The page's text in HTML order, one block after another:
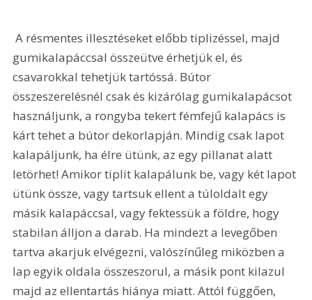
A résmentes illesztéseket előbb tiplizéssel, majd
gumikalapáccsal összeütve érhetjük el, és
csavarokkal tehetjük tartóssá. Bútor
összeszerelésnél csak és kizárólag gumikalapácsot
használjunk, a rongyba tekert fémfejű kalapács is
kárt tehet a bútor dekorlapján. Mindig csak lapot
kalapáljunk, ha élre ütünk, az egy pillanat alatt
letörhet! Amikor tiplit kalapálunk be, vagy két lapot
ütünk össze, vagy tartsuk ellent a túloldalt egy
másik kalapáccsal, vagy fektessük a földre, hogy
stabilan álljon a darab. Ha mindezt a levegőben
tartva akarjuk elvégezni, valószínűleg miközben a
lap egyik oldala összeszorul, a másik pont kilazul
majd az ellentartás hiánya miatt. Attól függően,